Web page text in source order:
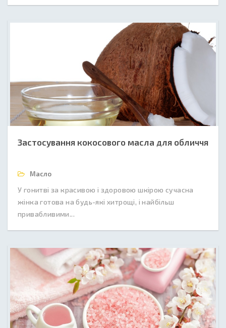
Застосування кокосового масла для обличчя
Масло
У гонитві за красивою і здоровою шкірою сучасна
жінка готова на будь-які хитрощі, і найбільш
привабливими...